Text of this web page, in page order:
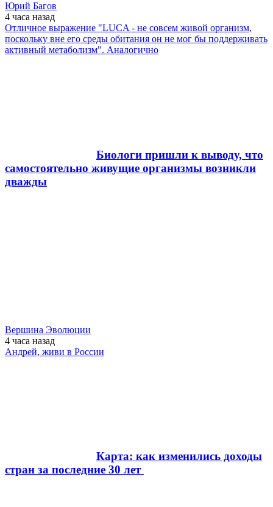
Юрий Багов
4 часа назад
Отличное выражение "LUCA - не совсем живой организм,
поскольку вне его среды обитания он не мог бы поддерживать
активный метаболизм". Аналогично
Биологи пришли к выводу, что
самостоятельно живущие организмы возникли
дважды
Вершина Эволюции
4 часа назад
Андрей, живи в России
Карта: как изменились доходы
стран за последние 30 лет